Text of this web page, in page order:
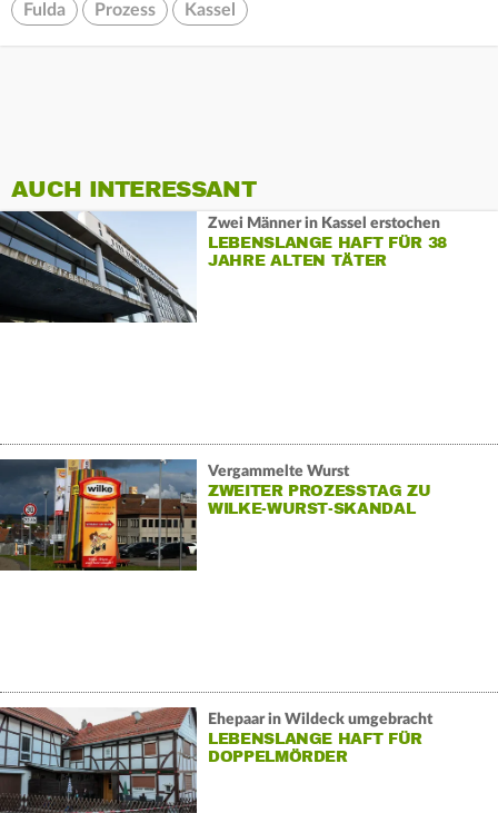
Fulda Prozess Kassel
AUCH INTERESSANT
Zwei Männer in Kassel erstochen
LEBENSLANGE HAFT FÜR 38
JAHRE ALTEN TÄTER
Vergammelte Wurst
ZWEITER PROZESSTAG ZU
WILKE-WURST-SKANDAL
Ehepaar in Wildeck umgebracht
LEBENSLANGE HAFT FÜR
DOPPELMÖRDER